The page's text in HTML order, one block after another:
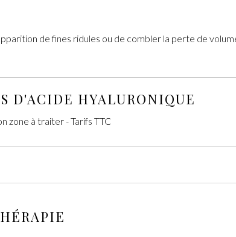
de fines ridules ou de combler la perte de
D'ACIDE HYALURONIQUE
zone à traiter - Tarifs TTC